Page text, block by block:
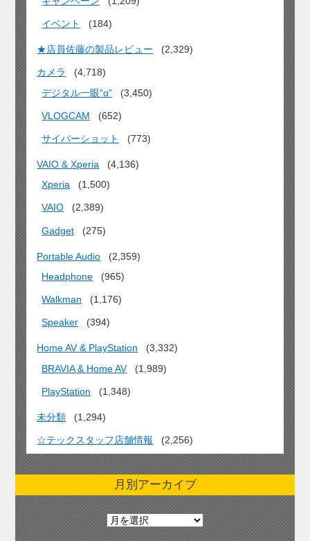
イベント (184)
★店員佐藤の製品レビュー (2,329)
カメラ
(4,718)
デジタル一眼“α”
(3,450)
VLOGCAM (652)
サイバーショット (773)
VAIO & Xperia
(4,136)
Xperia
(1,500)
VAIO (2,389)
Gadget (275)
Portable Audio
(2,359)
Headphone
(965)
Walkman (1,176)
Speaker (394)
Home AV & PlayStation
(3,332)
BRAVIA & Home AV
(1,989)
PlayStation (1,348)
未分類 (1,294)
☆テックスタッフ店舗情報 (2,256)
月別アーカイブ
月
別